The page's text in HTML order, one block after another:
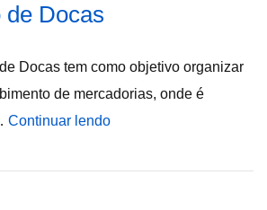
de Docas
Docas tem como objetivo organizar
de mercadorias, onde é
Continuar lendo